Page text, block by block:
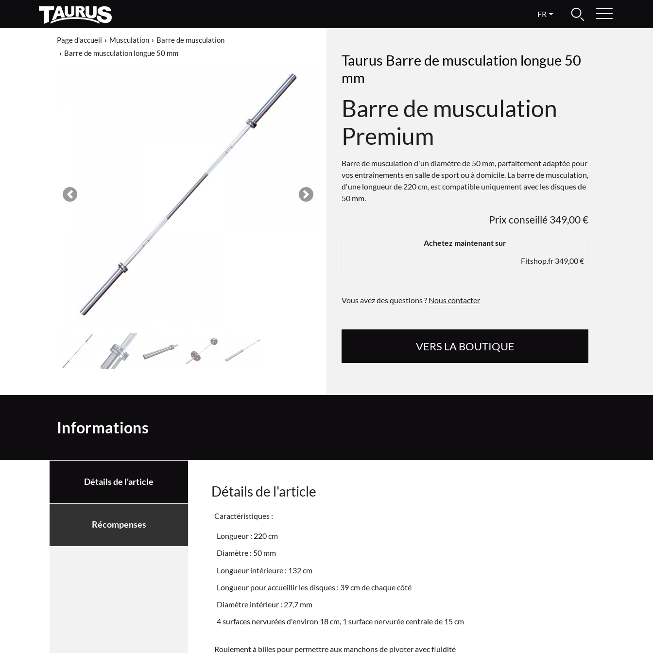
FR
Page d'accueil Musculation
Barre de musculation
Barre de musculation longue 50 mm
Previous Next
Taurus Barre de musculation longue 50
mm
Barre de musculation
Premium
Barre de musculation d'un diamètre de 50 mm, parfaitement adaptée pour
vos entraînements en salle de sport ou à domicile. La barre de musculation,
d'une longueur de 220 cm, est compatible uniquement avec les disques de
50 mm.
Prix conseillé 349,00 €
Achetez maintenant sur
Fitshop.fr 349,00 €
Vous avez des questions ? Nous contacter
VERS LA BOUTIQUE
Informations
Détails de l'article
Récompenses
Détails de l'article
Caractéristiques :
Longueur : 220 cm
Diamètre : 50 mm
Longueur intérieure : 132 cm
Longueur pour accueillir les disques : 39 cm de chaque côté
Diamètre intérieur : 27,7 mm
4 surfaces nervurées d'environ 18 cm, 1 surface nervurée centrale de 15 cm
Roulement à billes pour permettre aux manchons de pivoter avec fluidité